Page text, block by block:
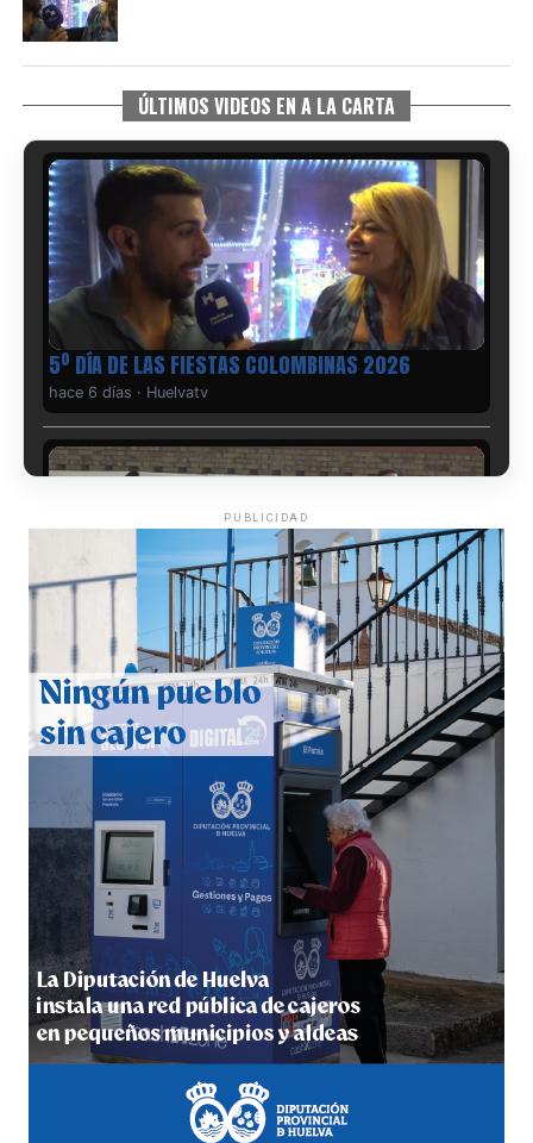
ÚLTIMOS VIDEOS EN A LA CARTA
5º DÍA DE LAS FIESTAS COLOMBINAS 2026
hace 6 días · Huelvatv
CUARTA CORRIDA DE LAS FIESTAS COLOMBINAS
2026
hace 6 días·Huelvatv
4º DÍA DE LAS FIESTAS COLOMBINAS 2026
hace 7 días· Huelvatv
PUBLICIDAD